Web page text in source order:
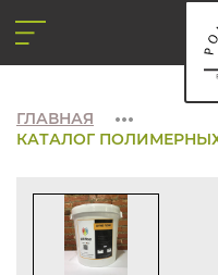
ГЛАВНАЯ
КАТАЛОГ